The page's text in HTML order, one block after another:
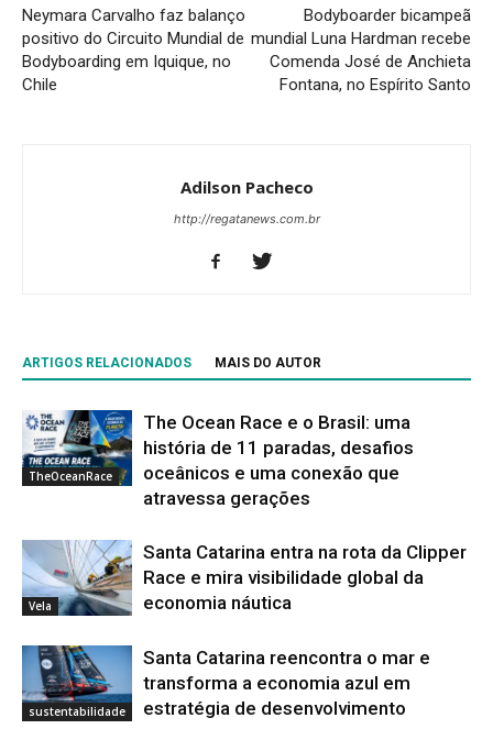
Neymara Carvalho faz balanço
positivo do Circuito Mundial de
Bodyboarding em Iquique, no
Chile
Bodyboarder bicampeã
mundial Luna Hardman recebe
Comenda José de Anchieta
Fontana, no Espírito Santo
Adilson Pacheco
http://regatanews.com.br
ARTIGOS RELACIONADOS MAIS DO AUTOR
TheOceanRace
The Ocean Race e o Brasil: uma
história de 11 paradas, desafios
oceânicos e uma conexão que
atravessa gerações
Vela
Santa Catarina entra na rota da Clipper
Race e mira visibilidade global da
economia náutica
sustentabilidade
Santa Catarina reencontra o mar e
transforma a economia azul em
estratégia de desenvolvimento